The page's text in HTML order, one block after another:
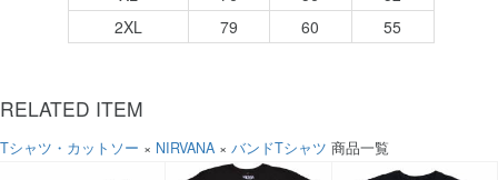
2XL
79 60 55
RELATED ITEM
Tシャツ・カットソー × NIRVANA × バンドTシャツ 商品一覧